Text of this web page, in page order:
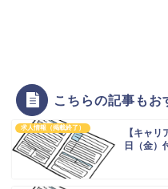
こちらの記事もお
求人情報（掲載終了）
【キャ
日（金）